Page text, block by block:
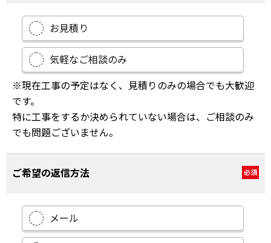
お見積り
気軽なご相談のみ
※現在工事の予定はなく、見積りのみの場合でも大歓迎
です。
特に工事をするか決められていない場合は、ご相談のみ
でも問題ございません。
ご希望の返信方法 必須
メール